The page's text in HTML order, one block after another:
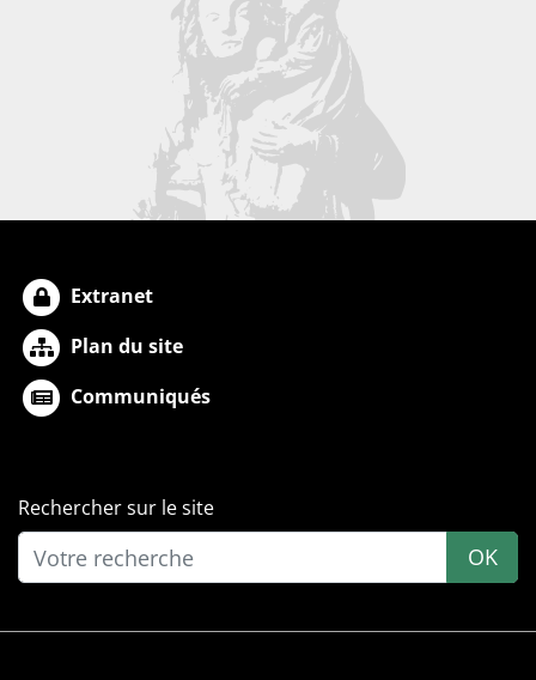
Extranet
Plan du site
Communiqués
Rechercher sur le site
OK